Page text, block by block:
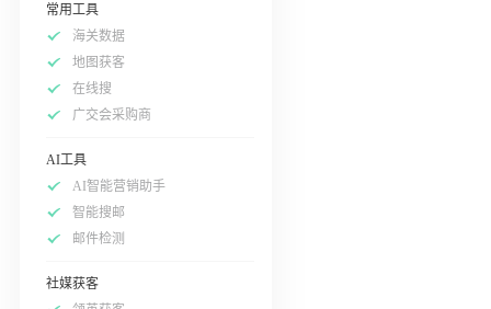
常用工具
海关数据
地图获客
在线搜
广交会采购商
AI工具
AI智能营销助手
智能搜邮
邮件检测
社媒获客